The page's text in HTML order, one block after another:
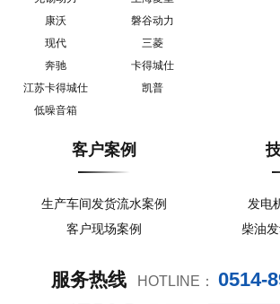
康沃
磐谷动力
现代
三菱
奔驰
卡得城仕
江苏卡得城仕
凯普
低噪音箱
客户案例
生产车间发货流水案例
客户现场案例
发电
柴油
服务热线 HOTLINE： 0514-